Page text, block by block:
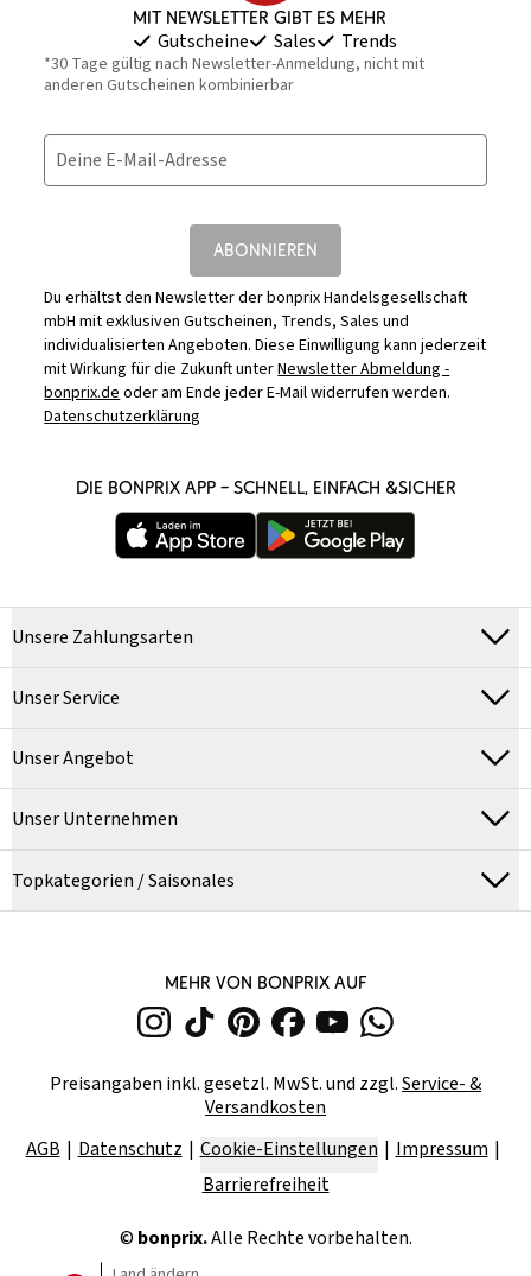
Mit Newsletter gibt es mehr
Gutscheine Sales Trends
*30 Tage gültig nach Newsletter-Anmeldung, nicht mit
anderen Gutscheinen kombinierbar
Deine E-Mail-Adresse
ABONNIEREN
Du erhältst den Newsletter der bonprix Handelsgesellschaft
mbH mit exklusiven Gutscheinen, Trends, Sales und
individualisierten Angeboten. Diese Einwilligung kann jederzeit
mit Wirkung für die Zukunft unterNewsletter Abmeldung -
bonprix.deoder am Ende jeder E-Mail widerrufen werden.
Datenschutzerklärung
DIE BONPRIX APP – SCHNELL, EINFACH &SICHER
Unsere Zahlungsarten
Unser Service
Unser Angebot
Unser Unternehmen
Topkategorien / Saisonales
MEHR VON BONPRIX AUF
Preisangaben inkl. gesetzl. MwSt. und zzgl.Service- &
Versandkosten
AGB
Datenschutz Cookie-Einstellungen
Impressum
Barrierefreiheit
© bonprix.Alle Rechte vorbehalten.